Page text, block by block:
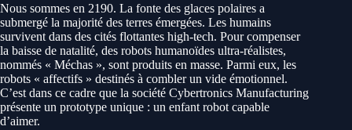
Nous sommes en 2190. La fonte des glaces polaires a
submergé la majorité des terres émergées. Les humains
survivent dans des cités flottantes high-tech. Pour compenser
la baisse de natalité, des robots humanoïdes ultra-réalistes,
nommés « Méchas », sont produits en masse. Parmi eux, les
robots « affectifs » destinés à combler un vide émotionnel.
C’est dans ce cadre que la société Cybertronics Manufacturing
présente un prototype unique : un enfant robot capable
d’aimer.